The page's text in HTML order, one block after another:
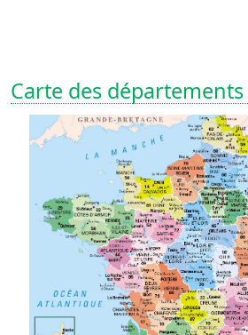
Carte des